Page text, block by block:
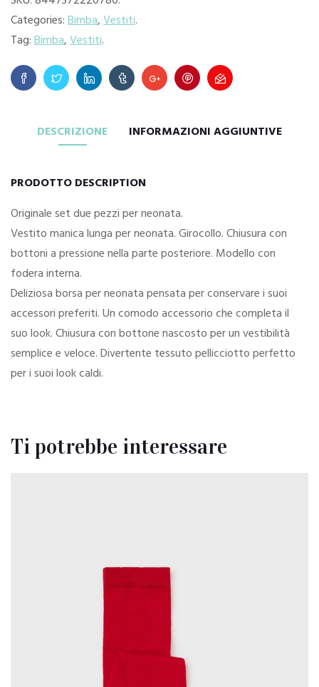
Categories:Bimba,Vestiti.
Tag:Bimba,Vestiti.
DESCRIZIONE INFORMAZIONI AGGIUNTIVE
PRODOTTO DESCRIPTION
Originale set due pezzi per neonata.
Vestito manica lunga per neonata. Girocollo. Chiusura con
bottoni a pressione nella parte posteriore. Modello con
fodera interna.
Deliziosa borsa per neonata pensata per conservare i suoi
accessori preferiti. Un comodo accessorio che completa il
suo look. Chiusura con bottone nascosto per un vestibilità
semplice e veloce. Divertente tessuto pellicciotto perfetto
per i suoi look caldi.
Ti potrebbe interessare